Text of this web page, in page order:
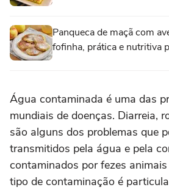
Panqueca de maçã com
fofinha, prática e nutritiva
Água contaminada é uma das
mundiais de doenças. Diarreia,
são alguns dos problemas que
transmitidos pela água e pela
contaminados por fezes
tipo de contaminação é